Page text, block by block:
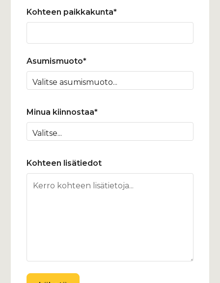
Kohteen paikkakunta*
Asumismuoto*
Minua kiinnostaa*
Kohteen lisätiedot